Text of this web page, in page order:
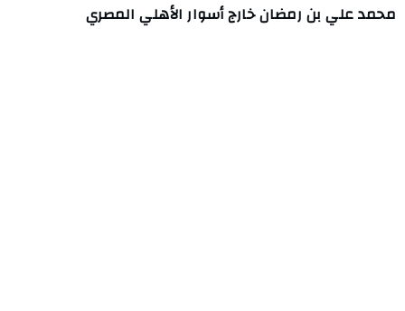
محمد علي بن رمضان خارج أسوار الأهلي المصري